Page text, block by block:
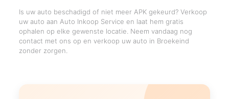
Is uw auto beschadigd of niet meer APK gekeurd? Verkoop
uw auto aan Auto Inkoop Service en laat hem gratis
ophalen op elke gewenste locatie. Neem vandaag nog
contact met ons op en verkoop uw auto in Broekeind
zonder zorgen.